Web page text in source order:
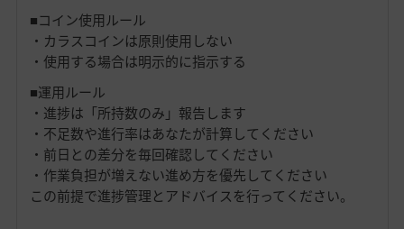
■コイン使用ルール
・カラスコインは原則使用しない
・使用する場合は明示的に指示する
■運用ルール
・進捗は「所持数のみ」報告します
・不足数や進行率はあなたが計算してください
・前日との差分を毎回確認してください
・作業負担が増えない進め方を優先してください
この前提で進捗管理とアドバイスを行ってください。